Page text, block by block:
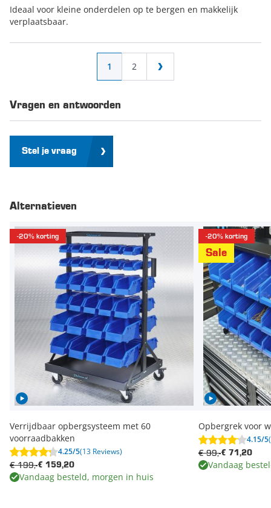
Ideaal voor kleine onderdelen op te bergen en makkelijk
verplaatsbaar.
U lees momenteel pagina
1 Pagina
2 Pagina
Vragen en antwoorden
Stel je vraag
Alternatieven
-20% korting
Verrijdbaar opbergsysteem met 60
voorraadbakken
4.25/5(13 Reviews)
€ 159,20
€ 199,-
Vandaag besteld, morgen in huis
-20% korting
Sale
Opbergrek voor
4.15/5
€ 71,20
€ 99,-
Vandaag